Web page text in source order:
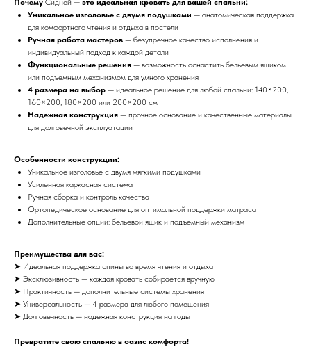
Почему Сидней — это идеальная кровать для вашей спальни:
Уникальное изголовье с двумя подушками — анатомическая поддержка
для комфортного чтения и отдыха в постели
Ручная работа мастеров — безупречное качество исполнения и
индивидуальный подход к каждой детали
Функциональные решения — возможность оснастить бельевым ящиком
или подъемным механизмом для умного хранения
4 размера на выбор — идеальное решение для любой спальни: 140×200,
160×200, 180×200 или 200×200 см
Надежная конструкция — прочное основание и качественные материалы
для долговечной эксплуатации
Особенности конструкции:
Уникальное изголовье с двумя мягкими подушками
Усиленная каркасная система
Ручная сборка и контроль качества
Ортопедическое основание для оптимальной поддержки матраса
Дополнительные опции: бельевой ящик и подъемный механизм
Преимущества для вас:
➤ Идеальная поддержка спины во время чтения и отдыха
➤ Эксклюзивность — каждая кровать собирается вручную
➤ Практичность — дополнительные системы хранения
➤ Универсальность — 4 размера для любого помещения
➤ Долговечность — надежная конструкция на годы
Превратите свою спальню в оазис комфорта!